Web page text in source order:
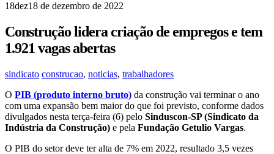
18dez18 de dezembro de 2022
Construção lidera criação de empregos e tem
1.921 vagas abertas
sindicato construcao, noticias, trabalhadores
O PIB (produto interno bruto) da construção vai terminar o ano
com uma expansão bem maior do que foi previsto, conforme dados
divulgados nesta terça-feira (6) pelo Sinduscon-SP (Sindicato da
Indústria da Construção) e pela Fundação Getulio Vargas.
O PIB do setor deve ter alta de 7% em 2022, resultado 3,5 vezes